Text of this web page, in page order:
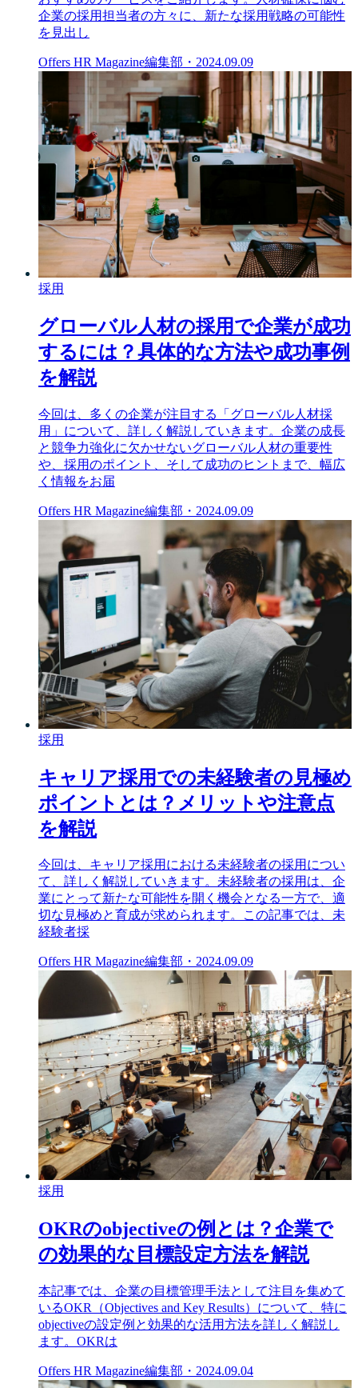
企業の採用担当者の方々に、新たな採用戦略の可能性
を見出し
Offers HR Magazine編集部 ・ 2024.09.09
採用
グローバル人材の採用で企業が成功
するには？具体的な方法や成功事例
を解説
今回は、多くの企業が注目する「グローバル人材採
用」について、詳しく解説していきます。企業の成長
と競争力強化に欠かせないグローバル人材の重要性
や、採用のポイント、そして成功のヒントまで、幅広
く情報をお届
Offers HR Magazine編集部 ・ 2024.09.09
採用
キャリア採用での未経験者の見極め
ポイントとは？メリットや注意点
を解説
今回は、キャリア採用における未経験者の採用につい
て、詳しく解説していきます。未経験者の採用は、企
業にとって新たな可能性を開く機会となる一方で、適
切な見極めと育成が求められます。この記事では、未
経験者採
Offers HR Magazine編集部 ・ 2024.09.09
採用
OKRのobjectiveの例とは？企業で
の効果的な目標設定方法を解説
本記事では、企業の目標管理手法として注目を集めて
いるOKR（Objectives and Key Results）について、特に
objectiveの設定例と効果的な活用方法を詳しく解説し
ます。OKRは
Offers HR Magazine編集部 ・ 2024.09.04